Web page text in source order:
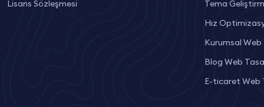
Lisans Sözleşmesi
Tema
Hız
Kurumsal Web
Blog Web
E-ticaret Web